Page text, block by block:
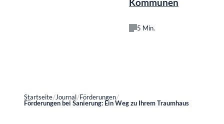
Kommunen
5 Min.
Startseite Journal Förderungen
Förderungen bei Sanierung: Ein Weg zu Ihrem Traumhaus